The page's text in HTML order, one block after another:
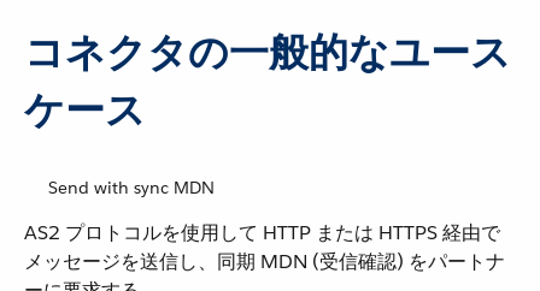
コネクタの一般的なユース
ケース
Send with sync MDN
AS2 プロトコルを使用して HTTP または HTTPS 経由で
メッセージを送信し、同期 MDN (受信確認) をパートナ